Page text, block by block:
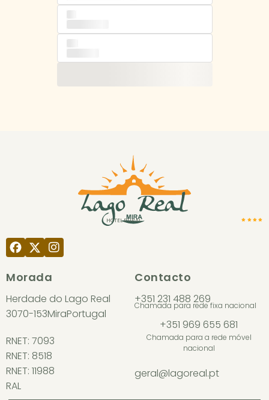
HOTEL RURAL
Morada
Herdade do Lago Real
3070-153MiraPortugal
RNET: 7093
RNET: 8518
RNET: 11988
RAL
Contacto
+351 231 488 269
Chamada para rede fixa nacional
+351 969 655 681
Chamada para a rede móvel
nacional
geral@lagoreal.pt